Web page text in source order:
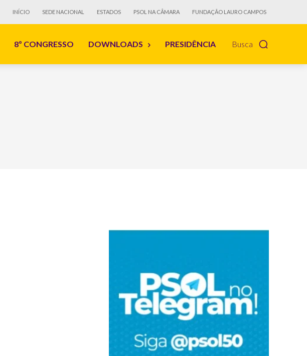
INÍCIO SEDE NACIONAL ESTADOS PSOL NA CÂMARA FUNDAÇÃO LAURO CAMPOS
Busca
8º CONGRESSO DOWNLOADS PRESIDÊNCIA